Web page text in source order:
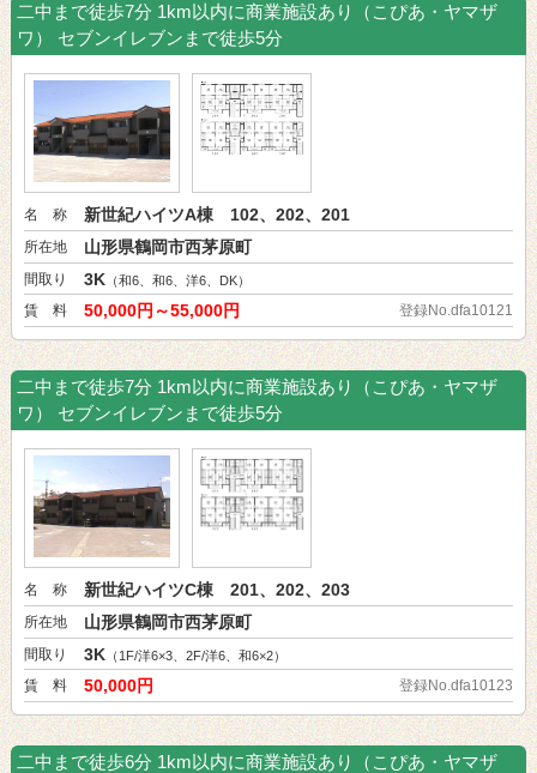
二中まで徒歩7分 1km以内に商業施設あり（こぴあ・ヤマザ
ワ） セブンイレブンまで徒歩5分
名 称 新世紀ハイツA棟 102、202、201
所在地 山形県鶴岡市西茅原町
間取り 3K（和6、和6、洋6、DK）
賃 料 50,000円～55,000円 登録No.dfa10121
二中まで徒歩7分 1km以内に商業施設あり（こぴあ・ヤマザ
ワ） セブンイレブンまで徒歩5分
名 称 新世紀ハイツC棟 201、202、203
所在地 山形県鶴岡市西茅原町
間取り 3K（1F/洋6×3、2F/洋6、和6×2）
賃 料 50,000円 登録No.dfa10123
二中まで徒歩6分 1km以内に商業施設あり（こぴあ・ヤマザ